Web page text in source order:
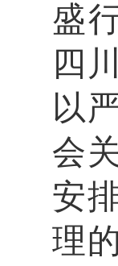
盛
四
以
会
安
理